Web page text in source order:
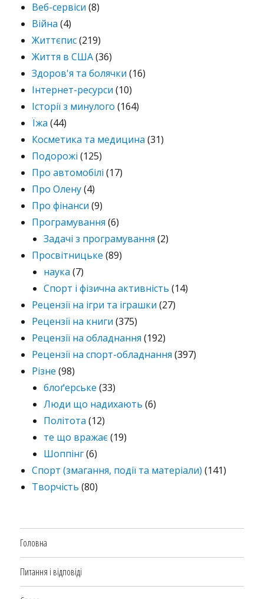
Веб-сервіси (8)
Війна (4)
Життєпис(219)
Життя в США(36)
Здоров'я та болячки (16)
Інтернет-ресурси (10)
Історії з минулого (164)
Їжа (44)
Косметика та медицина (31)
Подорожі (125)
Про автомобілі (17)
Про Олену(4)
Про фінанси (9)
Програмування (6)
Задачі з програмування (2)
Просвітницьке (89)
наука (7)
Спорт і фізична активність (14)
Рецензії на ігри та іграшки (27)
Рецензії на книги (375)
Рецензії на обладнання (192)
Рецензії на спорт-обладнання (397)
Різне (98)
блоґерське (33)
Люди що надихають (6)
Політота (12)
те що вражає(19)
Шоппінг(6)
Спорт (змагання, події та матеріали) (141)
Творчість (80)
Головна
Питання і відповіді